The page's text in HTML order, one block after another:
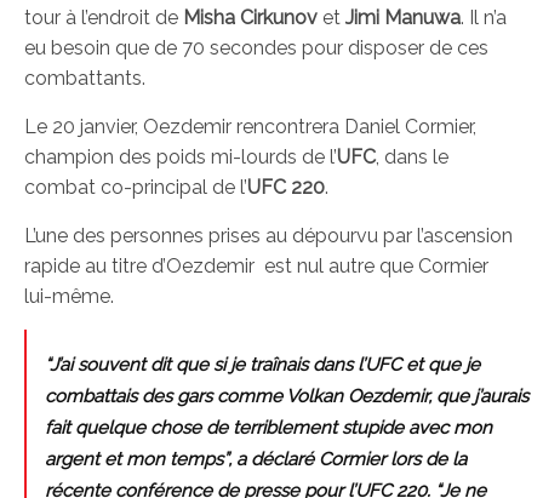
tour à l’endroit de Misha Cirkunov et Jimi Manuwa. Il n’a
eu besoin que de 70 secondes pour disposer de ces
combattants.
Le 20 janvier, Oezdemir rencontrera Daniel Cormier,
champion des poids mi-lourds de l’UFC , dans le
combat co-principal de l’UFC 220.
L’une des personnes prises au dépourvu par l’ascension
rapide au titre d’Oezdemir est nul autre que Cormier
lui-même.
“J’ai souvent dit que si je traînais dans l’UFC et que je
combattais des gars comme Volkan Oezdemir, que j’aurais
fait quelque chose de terriblement stupide avec mon
argent et mon temps”, a déclaré Cormier lors de la
récente conférence de presse pour l’UFC 220. “Je ne